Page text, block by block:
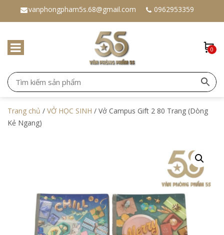
vanphongpham5s.68@gmail.com 0962953359
0
Trang chủ / VỞ HỌC SINH / Vở Campus Gift 2 80 Trang (Dòng
Kẻ Ngang)